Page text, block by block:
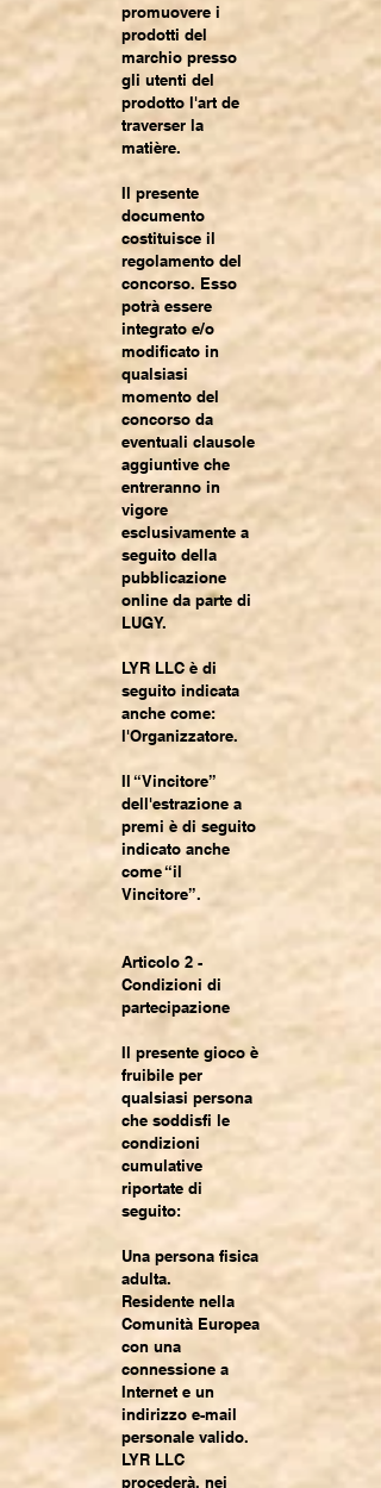
promuovere i
prodotti del
marchio presso
gli utenti del
prodotto l'art de
traverser la
matière.
Il presente
documento
costituisce il
regolamento del
concorso. Esso
potrà essere
integrato e/o
modificato in
qualsiasi
momento del
concorso da
eventuali clausole
aggiuntive che
entreranno in
vigore
esclusivamente a
seguito della
pubblicazione
online da parte di
LUGY.
LYR LLC è di
seguito indicata
anche come:
l'Organizzatore.
Il “Vincitore”
dell'estrazione a
premi è di seguito
indicato anche
come “il
Vincitore”.
Articolo 2 -
Condizioni di
partecipazione
Il presente gioco è
fruibile per
qualsiasi persona
che soddisfi le
condizioni
cumulative
riportate di
seguito:
Una persona fisica
adulta.
Residente nella
Comunità Europea
con una
connessione a
Internet e un
indirizzo e-mail
personale valido.
LYR LLC
procederà, nei